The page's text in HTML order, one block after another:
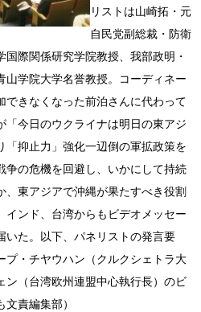
リストは山崎拓・元
自民党副総裁・防衛
際関係研究学院教授、我部政明・
山学院大学名誉教授。コーディネー
できなくなった前泊さんに代わって
「今日のウクライナは明日の東アジ
「抑止力」強化一辺倒の軍拡政策を
争の危機を回避し、いかにして持続
東アジアで沖縄が果たすべき役割
インド、台湾からもビデオメッセー
いた。以下、パネリストの発言要
プ・チヤウハン（クルクシェトラ大
ン（台湾欧州連盟中心執行長）のビ
責編集部）